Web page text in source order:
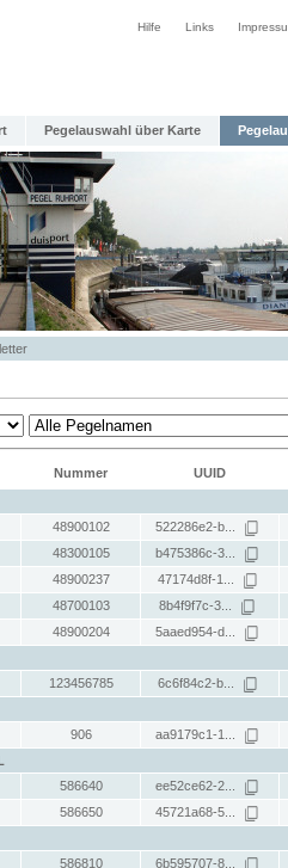
Hilfe Links
Pegelauswahl über Karte
Nummer UUID
48900102 522286e2-b...
48300105 b475386c-3...
48900237 47174d8f-1...
48700103 8b4f9f7c-3...
48900204 5aaed954-d...
123456785 6c6f84c2-b...
906 aa9179c1-1...
586640 ee52ce62-2...
586650 45721a68-5...
586810 6b595707-8...